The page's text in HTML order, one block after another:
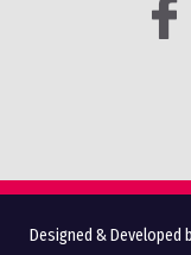
Designed & Developed